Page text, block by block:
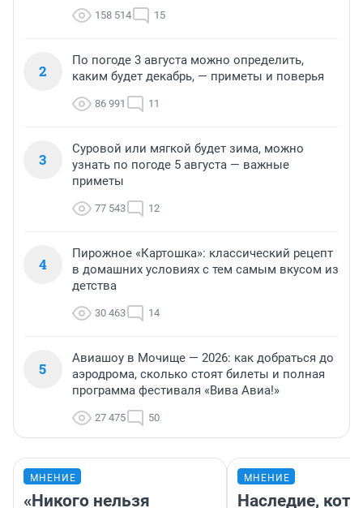
158 514 15
2
По погоде 3 августа можно определить,
каким будет декабрь, — приметы и поверья
86 991 11
3
Суровой или мягкой будет зима, можно
узнать по погоде 5 августа — важные
приметы
77 543 12
4
Пирожное «Картошка»: классический рецепт
в домашних условиях с тем самым вкусом из
детства
30 463 14
5
Авиашоу в Мочище — 2026: как добраться до
аэродрома, сколько стоят билеты и полная
программа фестиваля «Вива Авиа!»
27 475 50
МНЕНИЕ
«Никого нельзя
МНЕНИЕ
Наследие,